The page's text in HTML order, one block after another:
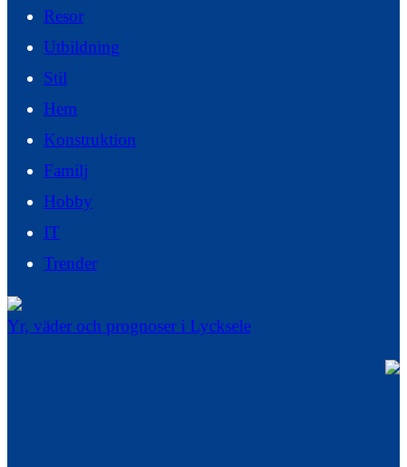
Resor
Utbildning
Stil
Hem
Konstruktion
Familj
Hobby
IT
Trender
Yr, väder och prognoser i Lycksele